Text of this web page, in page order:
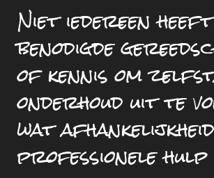
Niet iedereen
benodigde
of kennis om
onderhoud uit te
wat
professionele